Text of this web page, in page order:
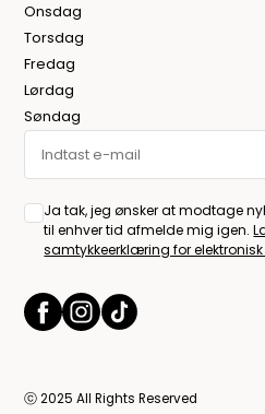
Onsdag
Torsdag
Fredag
Lørdag
Søndag
Ja tak, jeg ønsker at modtage
til enhver tid afmelde mig igen.
samtykkeerklæring for
ⓒ 2025 All Rights Reserved